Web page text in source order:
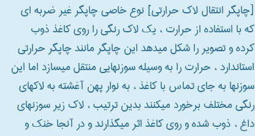
[چاپگر انتقال لاک حرارتی] نوع خاصی چاپگر غیر ضربه ای
که با استفاده از حرارت ، یک لاک رنگی را روی کاغذ ذوب
کرده و تصویر را شکل میدهد این چاپگر مانند چاپگر حرارتی
استاندارد ، حرارت را به وسیله سوزنهایی منتقل میسازد اما این
سوزنها به جای تماس با کاغذ ، به نوار پهن آغشته به لاکهای
رنگی مختلف برخورد میکنند بدین ترتیب ، لاک زیر سوزنهای
داغ ، ذوب شده و روی کاغذ اثر میگذارند و در آنجا خنک و